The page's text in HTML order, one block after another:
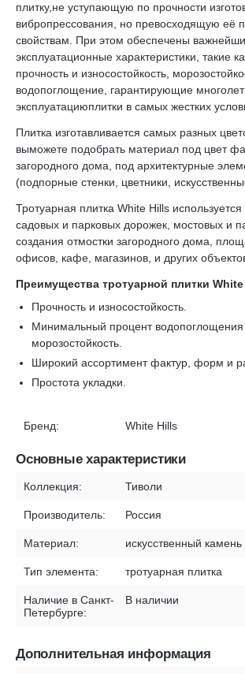
плитку,не уступающую по прочности
вибропрессования, но превосходящую её
свойствам. При этом обеспечены
эксплуатационные характеристики, такие
прочность и износостойкость,
водопоглощение, гарантирующие
эксплуатациюплитки в самых жестких
Плитка изготавливается самых разных
выможете подобрать материал под цвет
загородного дома, под архитектурные
(подпорные стенки, цветники,
Тротуарная плитка White Hills
садовых и парковых дорожек, мостовых и
создания отмостки загородного дома,
офисов, кафе, магазинов, и других
Преимущества тротуарной плитки
Прочность и износостойкость.
Минимальный процент водопоглощения
морозостойкость.
Широкий ассортимент фактур, форм и
Простота укладки.
Бренд: White Hills
Основные характеристики
Коллекция: Тиволи
Производитель: Россия
Материал: искусственный камень
Тип элемента: тротуарная плитка
Наличие в Санкт-
Петербурге:
В наличии
Дополнительная информация